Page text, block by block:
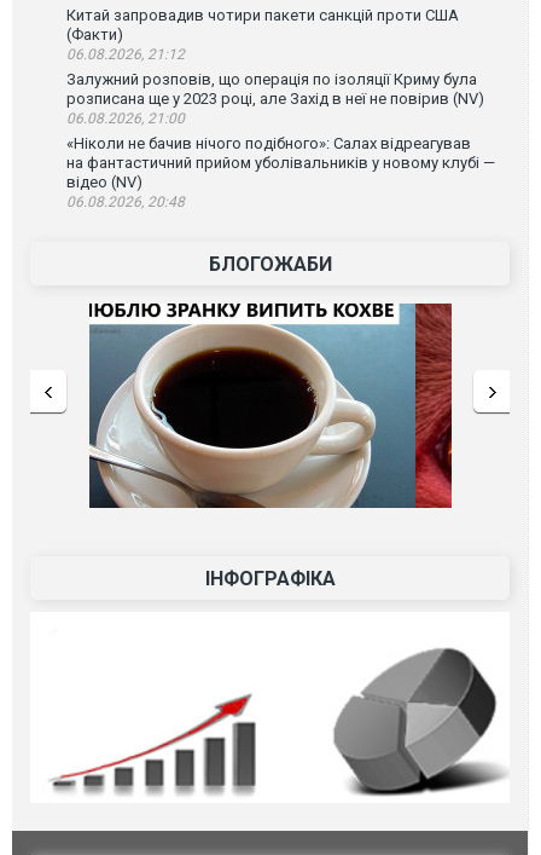
Китай запровадив чотири пакети санкцій проти США
(Факти)
06.08.2026, 21:12
Залужний розповів, що операція по ізоляції Криму була
розписана ще у 2023 році, але Захід в неї не повірив (NV)
06.08.2026, 21:00
«Ніколи не бачив нічого подібного»: Салах відреагував
на фантастичний прийом уболівальників у новому клубі —
відео (NV)
06.08.2026, 20:48
БЛОГОЖАБИ
ІНФОГРАФІКА